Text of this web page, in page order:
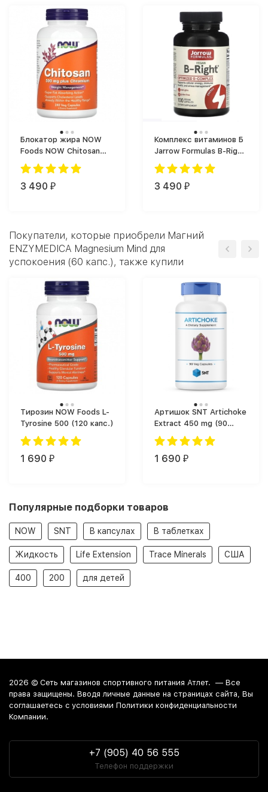
Блокатор жира NOW
Foods NOW Chitosan
(240 капс.)
3 490 ₽
Комплекс витаминов Б
Jarrow Formulas B-Right
(100 vcaps)
3 490 ₽
Покупатели, которые приобрели Магний
ENZYMEDICA Magnesium Mind для
успокоения (60 капс.), также купили
Тирозин NOW Foods L-
Tyrosine 500 (120 капс.)
1 690 ₽
Артишок SNT Artichoke
Extract 450 mg (90
капс.)
1 690 ₽
Популярные подборки товаров
NOW SNT В капсулах В таблетках
Жидкость Life Extension Trace Minerals США
400 200 для детей
2026 © Сеть магазинов спортивного питания Атлет. — Все
права защищены. Вводя личные данные на страницах сайта, Вы
соглашаетесь c условиями Политики конфиденциальности
Компании.
+7 (905) 40 56 555
Телефон поддержки